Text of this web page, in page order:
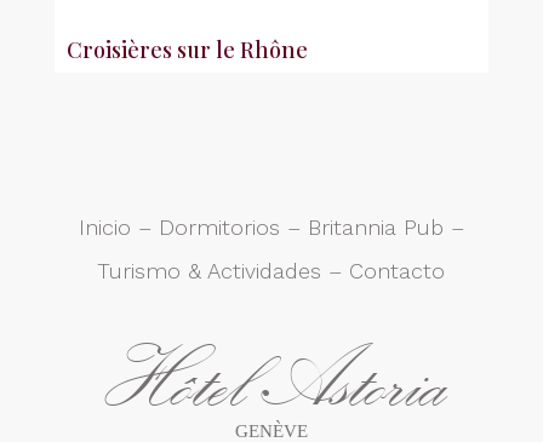
Croisières sur le Rhône
Inicio – Dormitorios – Britannia Pub –
Turismo & Actividades – Contacto
Hôtel Astoria
GENÈVE